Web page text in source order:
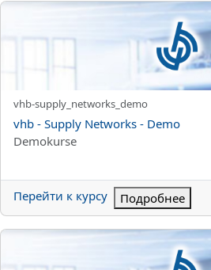
vhb - Supply Networks - Demo
Краткое название курса
vhb-supply_networks_demo
Название курса
vhb - Supply Networks - Demo
Категория курса
Demokurse
Перейти к курсу Подробнее
vhb - Marketing for Start-ups (Demo)